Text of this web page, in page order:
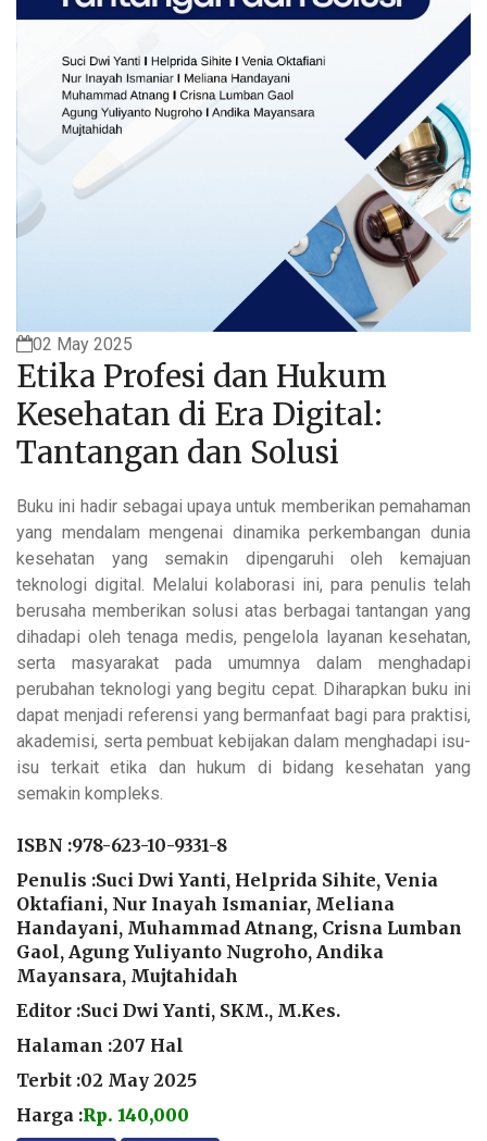
02 May 2025
Etika Profesi dan Hukum
Kesehatan di Era Digital:
Tantangan dan Solusi
Buku ini hadir sebagai upaya untuk memberikan pemahaman
yang mendalam mengenai dinamika perkembangan dunia
kesehatan yang semakin dipengaruhi oleh kemajuan
teknologi digital. Melalui kolaborasi ini, para penulis telah
berusaha memberikan solusi atas berbagai tantangan yang
dihadapi oleh tenaga medis, pengelola layanan kesehatan,
serta masyarakat pada umumnya dalam menghadapi
perubahan teknologi yang begitu cepat. Diharapkan buku ini
dapat menjadi referensi yang bermanfaat bagi para praktisi,
akademisi, serta pembuat kebijakan dalam menghadapi isu-
isu terkait etika dan hukum di bidang kesehatan yang
semakin kompleks.
ISBN :978-623-10-9331-8
Penulis :Suci Dwi Yanti, Helprida Sihite, Venia
Oktafiani, Nur Inayah Ismaniar, Meliana
Handayani, Muhammad Atnang, Crisna Lumban
Gaol, Agung Yuliyanto Nugroho, Andika
Mayansara, Mujtahidah
Editor :Suci Dwi Yanti, SKM., M.Kes.
Halaman :207 Hal
Terbit :02 May 2025
Harga :Rp. 140,000